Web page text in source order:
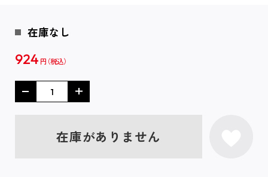
在庫なし
924 円
在庫がありません